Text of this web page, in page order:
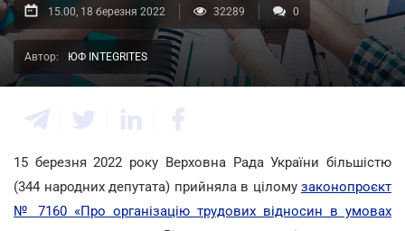
15.00, 18 березня 2022 32289 0
Автор: ЮФ INTEGRITES
15 березня 2022 року Верховна Рада України більшістю
(344 народних депутата) прийняла в цілому законопроєкт
№ 7160 «Про організацію трудових відносин в умовах